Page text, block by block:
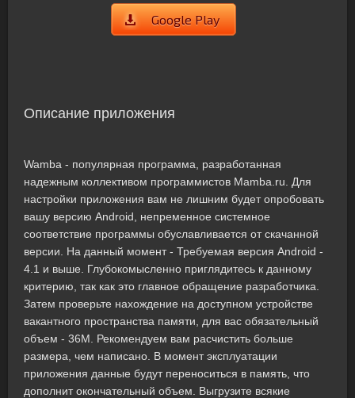
Google Play
Описание приложения
Wambа - популярная программа, разработанная
надежным коллективом программистов Mamba.ru. Для
настройки приложения вам не лишним будет опробовать
вашу версию Android, непременное системное
соответствие программы обуславливается от скачанной
версии. На данный момент - Требуемая версия Android -
4.1 и выше. Глубокомысленно приглядитесь к данному
критерию, так как это главное обращение разработчика.
Затем проверьте нахождение на доступном устройстве
вакантного пространства памяти, для вас обязательный
объем - 36M. Рекомендуем вам расчистить больше
размера, чем написано. В момент эксплуатации
приложения данные будут переноситься в память, что
дополнит окончательный объем. Выгрузите всякие